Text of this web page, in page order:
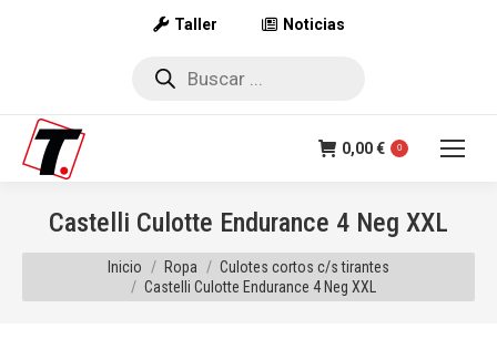
Taller Noticias
Búsqueda
0,00€ 0
Castelli Culotte Endurance 4 Neg XXL
Estás aquí:
Inicio Ropa
Culotes cortos c/s tirantes
Castelli Culotte Endurance 4 Neg XXL